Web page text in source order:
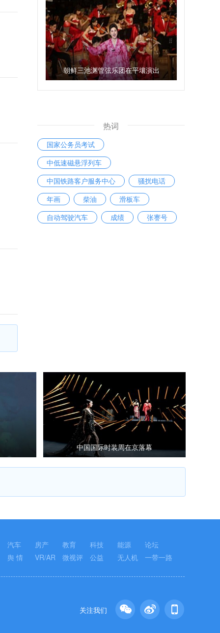
朝鲜三池渊管弦乐团在平壤演出
热词
国家公务员考试
中低速磁悬浮列车
中国铁路客户服务中心
骚扰电话
年画
柴油
滑板车
自动驾驶汽车
成绩 张謇号
中国国际时装周在京落幕
汽车 房产 教育 科技 能源
论坛
舆 情 VR/AR 微视评 公益 无人机 一带一路
关注我们